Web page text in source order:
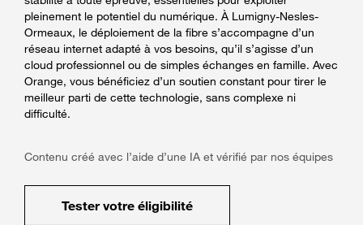
pleinement le potentiel du numérique. À Lumigny-Nesles-
Ormeaux, le déploiement de la fibre s’accompagne d’un
réseau internet adapté à vos besoins, qu’il s’agisse d’un
cloud professionnel ou de simples échanges en famille. Avec
Orange, vous bénéficiez d’un soutien constant pour tirer le
meilleur parti de cette technologie, sans complexe ni
difficulté.
Contenu créé avec l’aide d’une IA et vérifié par nos équipes
Tester votre éligibilité